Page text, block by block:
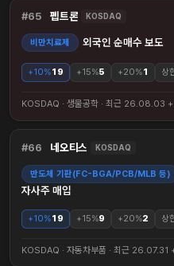
65 펩트론 KOSDAQ
비만치료제 외국인 순매수 보도
+10%19 +15%5 +20%1 상
KOSDAQ · 생물공학 · 최근 26.08.03
66 네오티스 KOSDAQ
반도체 기판(FC-BGA/PCB/MLB 등)
자사주 매입
+10%19 +15%9 +20%2 상
KOSDAQ · 자동차부품 · 최근